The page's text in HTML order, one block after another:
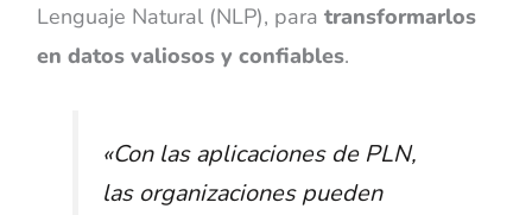
Lenguaje Natural (NLP), paratransformarlos
en datos valiosos y confiables.
«Con las aplicaciones de PLN,
las organizaciones pueden